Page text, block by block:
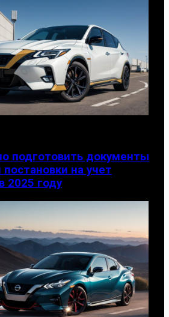
подготовить документы
на учет
2025 году